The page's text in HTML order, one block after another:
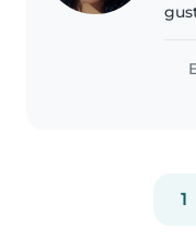
1